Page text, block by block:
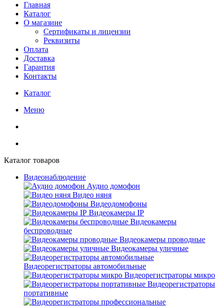
Главная
Каталог
О магазине
Сертификаты и лицензии
Реквизиты
Оплата
Доставка
Гарантия
Контакты
Каталог
Меню
Каталог товаров
Видеонаблюдение
Аудио домофон
Видео няня
Видеодомофоны
Видеокамеры IP
Видеокамеры
беспроводные
Видеокамеры проводные
Видеокамеры уличные
Видеорегистраторы автомобильные
Видеорегистраторы микро
Видеорегистраторы
портативные